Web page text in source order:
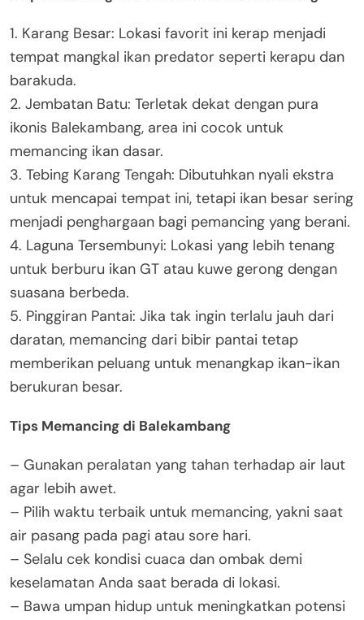
1. Karang Besar: Lokasi favorit ini kerap menjadi
tempat mangkal ikan predator seperti kerapu dan
barakuda.
2. Jembatan Batu: Terletak dekat dengan pura
ikonis Balekambang, area ini cocok untuk
memancing ikan dasar.
3. Tebing Karang Tengah: Dibutuhkan nyali ekstra
untuk mencapai tempat ini, tetapi ikan besar sering
menjadi penghargaan bagi pemancing yang berani.
4. Laguna Tersembunyi: Lokasi yang lebih tenang
untuk berburu ikan GT atau kuwe gerong dengan
suasana berbeda.
5. Pinggiran Pantai: Jika tak ingin terlalu jauh dari
daratan, memancing dari bibir pantai tetap
memberikan peluang untuk menangkap ikan-ikan
berukuran besar.
Tips Memancing di Balekambang
– Gunakan peralatan yang tahan terhadap air laut
agar lebih awet.
– Pilih waktu terbaik untuk memancing, yakni saat
air pasang pada pagi atau sore hari.
– Selalu cek kondisi cuaca dan ombak demi
keselamatan Anda saat berada di lokasi.
– Bawa umpan hidup untuk meningkatkan potensi